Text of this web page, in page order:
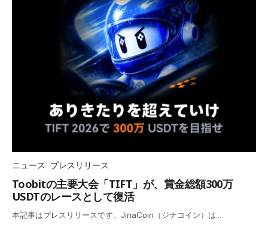
ニュース プレスリリース
Toobitの主要大会「TIFT」が、賞金総額300万
USDTのレースとして復活
本記事はプレスリリースです。JinaCoin（ジナコイン）は…